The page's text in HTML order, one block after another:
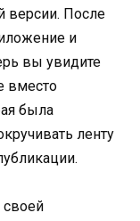
версии. После
и
вы увидите
вместо
была
ленту
своей